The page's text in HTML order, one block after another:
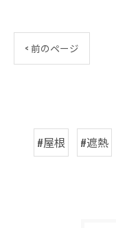
< 前のページ
#屋根 #遮熱